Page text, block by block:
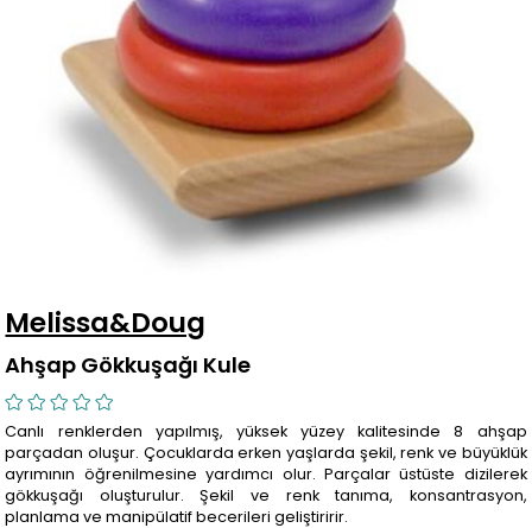
Melissa&Doug
Ahşap Gökkuşağı Kule
Canlı renklerden yapılmış, yüksek yüzey kalitesinde 8 ahşap
parçadan oluşur. Çocuklarda erken yaşlarda şekil, renk ve büyüklük
ayrımının öğrenilmesine yardımcı olur. Parçalar üstüste dizilerek
gökkuşağı oluşturulur. Şekil ve renk tanıma, konsantrasyon,
planlama ve manipülatif becerileri geliştiririr.